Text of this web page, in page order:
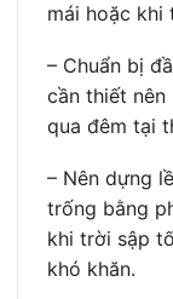
mái hoặc khi
– Chuẩn bị
cần thiết
qua đêm tại
– Nên dựng
trống bằng
khi trời sập
khó khăn.